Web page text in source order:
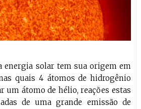
energia solar tem sua origem em
quais 4 átomos de hidrogênio
um átomo de hélio, reações estas
de uma grande emissão de